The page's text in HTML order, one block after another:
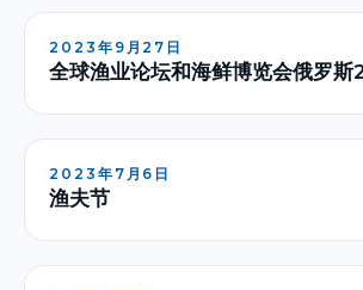
2023年9月27日
全球渔业论坛和海鲜博览会俄罗
2023年7月6日
渔夫节